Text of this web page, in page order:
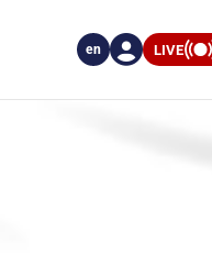
LIVE
en